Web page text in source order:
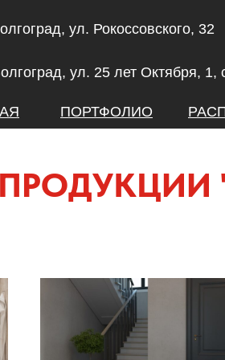
ПОРТФОЛИО
ул. Рокоссовского, 32
ул. 25 лет Октября, 1,